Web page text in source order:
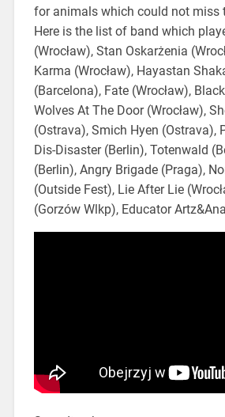
for animals which could not miss
Here is the list of band which
(Wrocław), Stan Oskarżenia
Karma (Wrocław), Hayastan
(Barcelona), Fate (Wrocław),
Wolves At The Door (Wrocław),
(Ostrava), Smich Hyen (Ostrava),
Dis-Disaster (Berlin), Totenwald
(Berlin), Angry Brigade (Praga),
(Outside Fest), Lie After Lie
(Gorzów Wlkp), Educator